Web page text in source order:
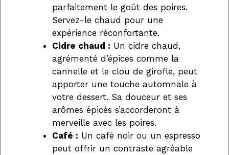
parfaitement le goût des poires.
Servez-le chaud pour une
expérience réconfortante.
Cidre chaud : Un cidre chaud,
agrémenté d’épices comme la
cannelle et le clou de girofle, peut
apporter une touche automnale à
votre dessert. Sa douceur et ses
arômes épicés s’accorderont à
merveille avec les poires.
Café : Un café noir ou un espresso
peut offrir un contraste agréable